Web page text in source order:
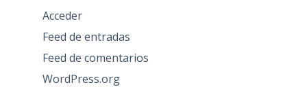
Acceder
Feed de entradas
Feed de comentarios
WordPress.org